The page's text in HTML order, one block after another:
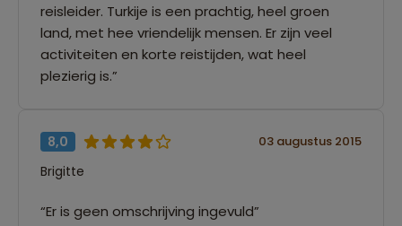
reisleider. Turkije is een prachtig, heel groen
land, met hee vriendelijk mensen. Er zijn veel
activiteiten en korte reistijden, wat heel
plezierig is.”
8,0 03 augustus 2015
Brigitte
“Er is geen omschrijving ingevuld”